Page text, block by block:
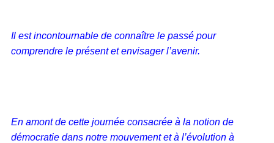
Il est incontournable de connaître le passé pour
comprendre le présent et envisager l’avenir.
En amont de cette journée consacrée à la notion de
démocratie dans notre mouvement et à l’évolution à